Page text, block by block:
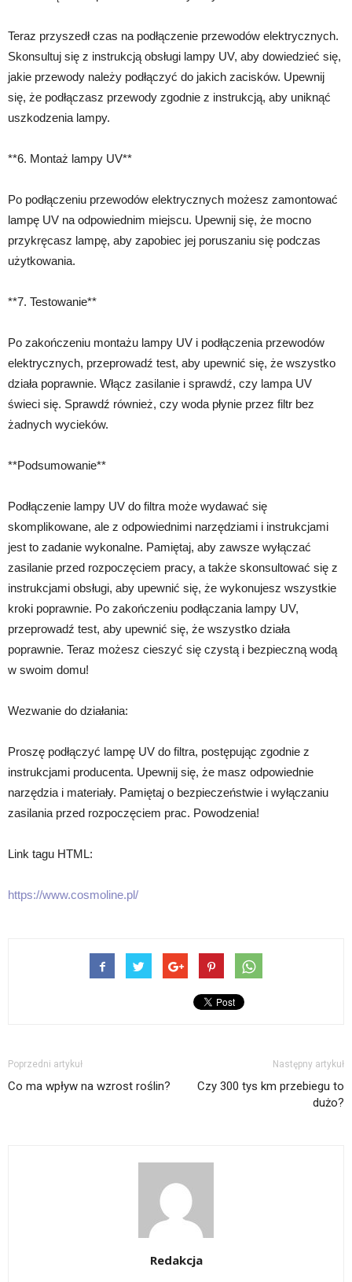
Teraz przyszedł czas na podłączenie przewodów elektrycznych.
Skonsultuj się z instrukcją obsługi lampy UV, aby dowiedzieć się,
jakie przewody należy podłączyć do jakich zacisków. Upewnij
się, że podłączasz przewody zgodnie z instrukcją, aby uniknąć
uszkodzenia lampy.
**6. Montaż lampy UV**
Po podłączeniu przewodów elektrycznych możesz zamontować
lampę UV na odpowiednim miejscu. Upewnij się, że mocno
przykręcasz lampę, aby zapobiec jej poruszaniu się podczas
użytkowania.
**7. Testowanie**
Po zakończeniu montażu lampy UV i podłączenia przewodów
elektrycznych, przeprowadź test, aby upewnić się, że wszystko
działa poprawnie. Włącz zasilanie i sprawdź, czy lampa UV
świeci się. Sprawdź również, czy woda płynie przez filtr bez
żadnych wycieków.
**Podsumowanie**
Podłączenie lampy UV do filtra może wydawać się
skomplikowane, ale z odpowiednimi narzędziami i instrukcjami
jest to zadanie wykonalne. Pamiętaj, aby zawsze wyłączać
zasilanie przed rozpoczęciem pracy, a także skonsultować się z
instrukcjami obsługi, aby upewnić się, że wykonujesz wszystkie
kroki poprawnie. Po zakończeniu podłączania lampy UV,
przeprowadź test, aby upewnić się, że wszystko działa
poprawnie. Teraz możesz cieszyć się czystą i bezpieczną wodą
w swoim domu!
Wezwanie do działania:
Proszę podłączyć lampę UV do filtra, postępując zgodnie z
instrukcjami producenta. Upewnij się, że masz odpowiednie
narzędzia i materiały. Pamiętaj o bezpieczeństwie i wyłączaniu
zasilania przed rozpoczęciem prac. Powodzenia!
Link tagu HTML:
https://www.cosmoline.pl/
Poprzedni artykuł
Co ma wpływ na wzrost roślin?
Następny artykuł
Czy 300 tys km przebiegu to
dużo?
Redakcja